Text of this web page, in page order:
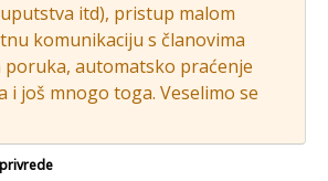
itd), pristup malom
komunikaciju s članovima
automatsko praćenje
i još mnogo toga. Veselimo se